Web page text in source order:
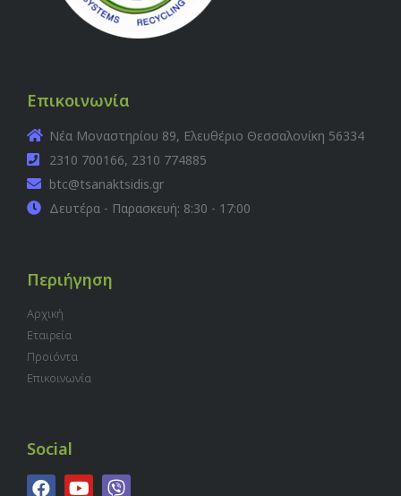
Επικοινωνία
Νέα Μοναστηρίου 89, Ελευθέριο Θεσσαλονίκη 56334
2310 700166, 2310 774885
btc@tsanaktsidis.gr
Δευτέρα - Παρασκευή: 8:30 - 17:00
Περιήγηση
Αρχική
Εταιρεία
Προϊόντα
Επικοινωνία
Social